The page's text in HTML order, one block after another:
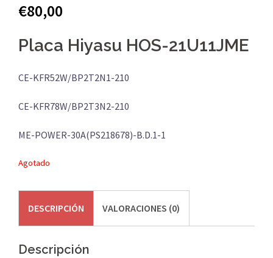
€80,00
Placa Hiyasu HOS-21U11JME
CE-KFR52W/BP2T2N1-210
CE-KFR78W/BP2T3N2-210
ME-POWER-30A(PS218678)-B.D.1-1
Agotado
DESCRIPCIÓN VALORACIONES (0)
Descripción